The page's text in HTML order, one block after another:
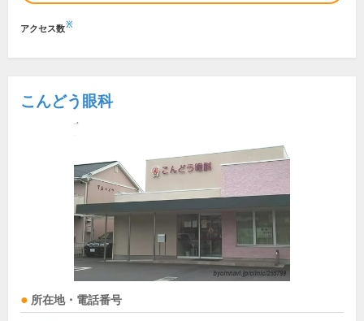
アクセス数※
こんどう眼科
所在地・電話番号